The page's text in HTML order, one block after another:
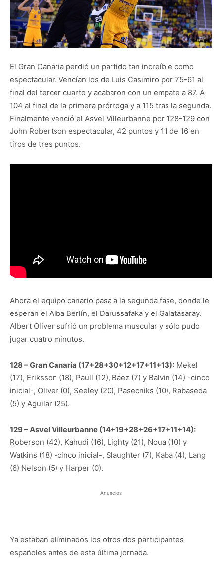
El Gran Canaria perdió un partido tan increíble como
espectacular. Vencían los de Luis Casimiro por 75-61 al
final del tercer cuarto y acabaron con un empate a 87. A
104 al final de la primera prórroga y a 115 tras la segunda.
Finalmente venció el Asvel Villeurbanne por 128-129 con
John Robertson espectacular, 42 puntos y 11 de 16 en
tiros de tres puntos.
Ahora el equipo canario pasa a la segunda fase, donde le
esperan el Alba Berlín, el Darussafaka y el Galatasaray.
Albert Oliver sufrió un problema muscular y sólo pudo
jugar cuatro minutos.
128 – Gran Canaria (17+28+30+12+17+11+13): Mekel
(17), Eriksson (18), Paulí (12), Báez (7) y Balvin (14) -cinco
inicial-, Oliver (0), Seeley (20), Pasecniks (10), Rabaseda
(5) y Aguilar (25).
129 – Asvel Villeurbanne (14+19+28+26+17+11+14):
Roberson (42), Kahudi (16), Lighty (21), Noua (10) y
Watkins (18) -cinco inicial-, Slaughter (7), Kaba (4), Lang
(6) Nelson (5) y Harper (0).
Anuncios
Ya estaban eliminados los otros dos participantes
españoles antes de esta última jornada.